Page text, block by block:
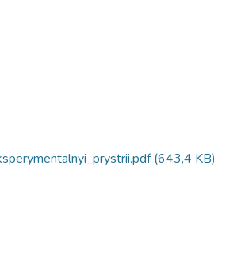
(643,4 KB)